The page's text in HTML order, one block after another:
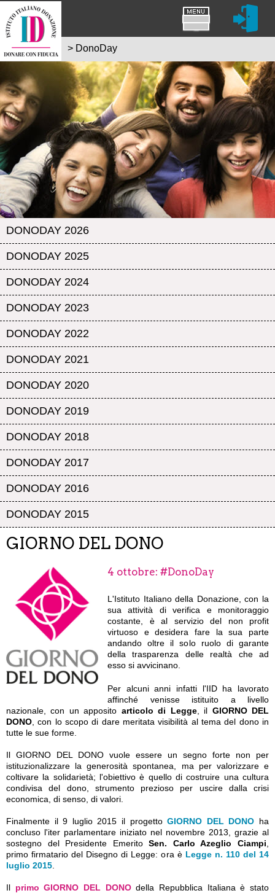
DONODAY 2026
DONODAY 2025
DONODAY 2024
DONODAY 2023
DONODAY 2022
DONODAY 2021
DONODAY 2020
DONODAY 2019
DONODAY 2018
DONODAY 2017
DONODAY 2016
DONODAY 2015
> DonoDay
GIORNO DEL DONO
4 ottobre: #DonoDay
L'Istituto Italiano della Donazione, con la
sua attività di verifica e monitoraggio
costante, è al servizio del non profit
virtuoso e desidera fare la sua parte
andando oltre il solo ruolo di garante
della trasparenza delle realtà che ad
esso si avvicinano.
Per alcuni anni infatti l'IID ha lavorato
affinché venisse istituito a livello
nazionale, con un apposito articolo di Legge, il GIORNO DEL
DONO , con lo scopo di dare meritata visibilità al tema del dono in
tutte le sue forme.
Il GIORNO DEL DONO vuole essere un segno forte non per
istituzionalizzare la generosità spontanea, ma per valorizzare e
coltivare la solidarietà; l'obiettivo è quello di costruire una cultura
condivisa del dono, strumento prezioso per uscire dalla crisi
economica, di senso, di valori.
Finalmente il 9 luglio 2015 il progettoGIORNO DEL DONO ha
concluso l'iter parlamentare iniziato nel novembre 2013, grazie al
sostegno del Presidente EmeritoSen. Carlo Azeglio Ciampi
primo firmatario del Disegno di Legge: ora è Legge n. 110 del 14
luglio 2015
Il primo GIORNO DEL DONOdella Repubblica Italiana è stato